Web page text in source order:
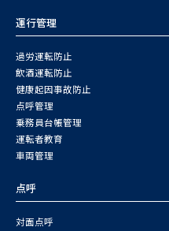
運行管理
過労運転防止
飲酒運転防止
健康起因事故防止
点呼管理
乗務員台帳管理
運転者教育
車両管理
点呼
対面点呼